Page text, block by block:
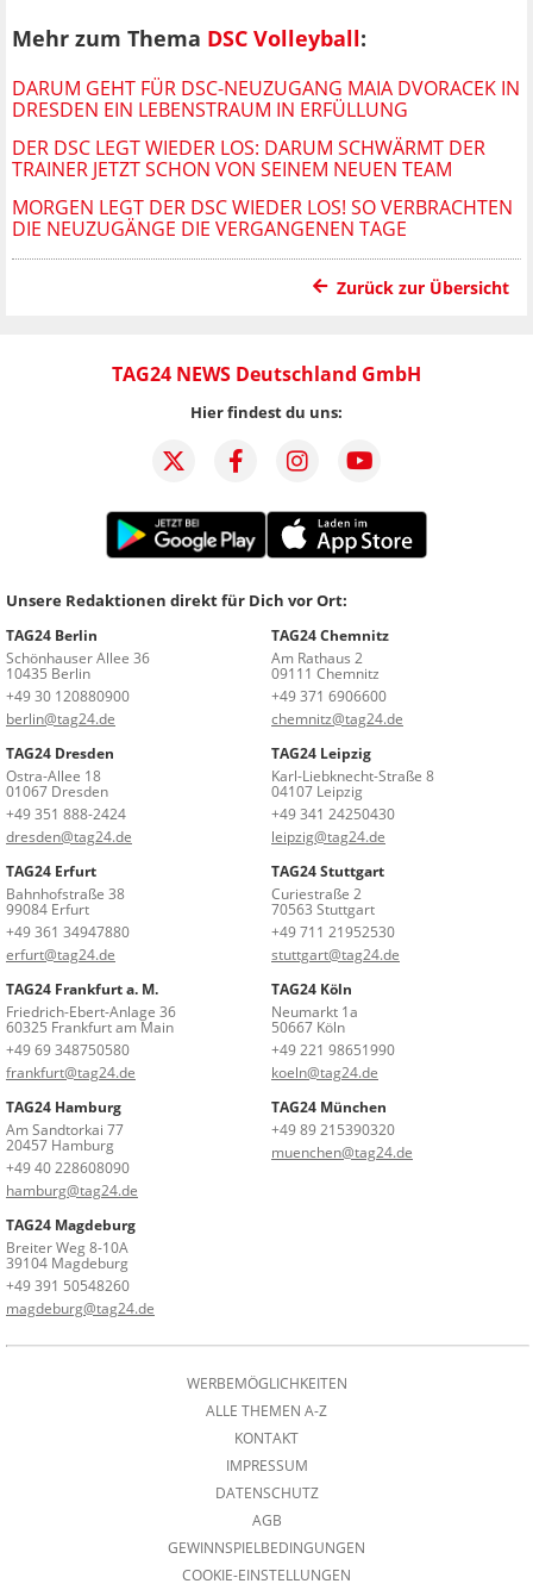
Mehr zum Thema DSC Volleyball:
DARUM GEHT FÜR DSC-NEUZUGANG MAIA DVORACEK IN
DRESDEN EIN LEBENSTRAUM IN ERFÜLLUNG
DER DSC LEGT WIEDER LOS: DARUM SCHWÄRMT DER
TRAINER JETZT SCHON VON SEINEM NEUEN TEAM
MORGEN LEGT DER DSC WIEDER LOS! SO VERBRACHTEN
DIE NEUZUGÄNGE DIE VERGANGENEN TAGE
Zurück zur Übersicht
TAG24 NEWS Deutschland GmbH
Hier findest du uns:
Unsere Redaktionen direkt für Dich vor Ort:
TAG24 Berlin
Schönhauser Allee 36
10435 Berlin
+49 30 120880900
berlin@tag24.de
TAG24 Chemnitz
Am Rathaus 2
09111 Chemnitz
+49 371 6906600
chemnitz@tag24.de
TAG24 Dresden
Ostra-Allee 18
01067 Dresden
+49 351 888-2424
dresden@tag24.de
TAG24 Leipzig
Karl-Liebknecht-Straße 8
04107 Leipzig
+49 341 24250430
leipzig@tag24.de
TAG24 Erfurt
Bahnhofstraße 38
99084 Erfurt
+49 361 34947880
erfurt@tag24.de
TAG24 Stuttgart
Curiestraße 2
70563 Stuttgart
+49 711 21952530
stuttgart@tag24.de
TAG24 Frankfurt a. M.
Friedrich-Ebert-Anlage 36
60325 Frankfurt am Main
+49 69 348750580
frankfurt@tag24.de
TAG24 Köln
Neumarkt 1a
50667 Köln
+49 221 98651990
koeln@tag24.de
TAG24 Hamburg
Am Sandtorkai 77
20457 Hamburg
+49 40 228608090
hamburg@tag24.de
TAG24 München
+49 89 215390320
muenchen@tag24.de
TAG24 Magdeburg
Breiter Weg 8-10A
39104 Magdeburg
+49 391 50548260
magdeburg@tag24.de
WERBEMÖGLICHKEITEN
ALLE THEMEN A-Z
KONTAKT
IMPRESSUM
DATENSCHUTZ
AGB
GEWINNSPIELBEDINGUNGEN
COOKIE-EINSTELLUNGEN